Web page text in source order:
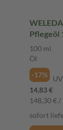
100 ml
Öl
-17%
14,83 €
148,30 € /
sofort